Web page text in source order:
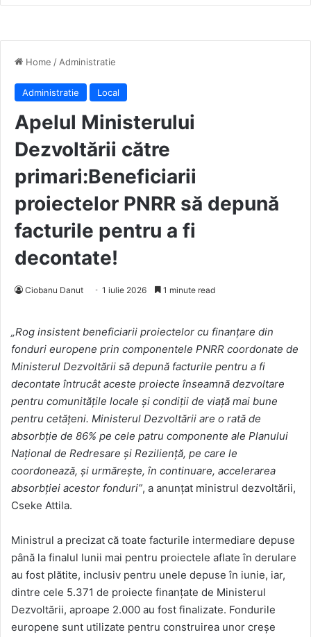
Home / Administratie
Administratie Local
Apelul Ministerului
Dezvoltării către
primari:Beneficiarii
proiectelor PNRR să depună
facturile pentru a fi
decontate!
Ciobanu Danut 1 iulie 2026 1 minute read
„Rog insistent beneficiarii proiectelor cu finanțare din
fonduri europene prin componentele PNRR coordonate de
Ministerul Dezvoltării să depună facturile pentru a fi
decontate întrucât aceste proiecte înseamnă dezvoltare
pentru comunitățile locale și condiții de viață mai bune
pentru cetățeni. Ministerul Dezvoltării are o rată de
absorbție de 86% pe cele patru componente ale Planului
Național de Redresare și Reziliență, pe care le
coordonează, și urmărește, în continuare, accelerarea
absorbției acestor fonduri”, a anunțat ministrul dezvoltării,
Cseke Attila.
Ministrul a precizat că toate facturile intermediare depuse
până la finalul lunii mai pentru proiectele aflate în derulare
au fost plătite, inclusiv pentru unele depuse în iunie, iar,
dintre cele 5.371 de proiecte finanțate de Ministerul
Dezvoltării, aproape 2.000 au fost finalizate. Fondurile
europene sunt utilizate pentru construirea unor creșe